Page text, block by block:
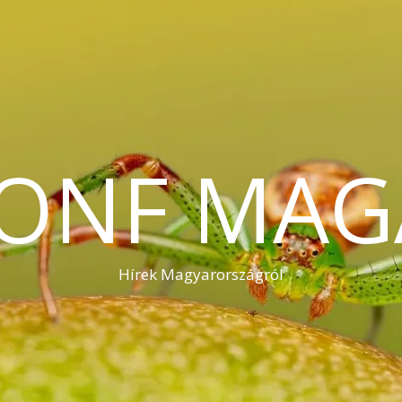
Hírek Magyarországról